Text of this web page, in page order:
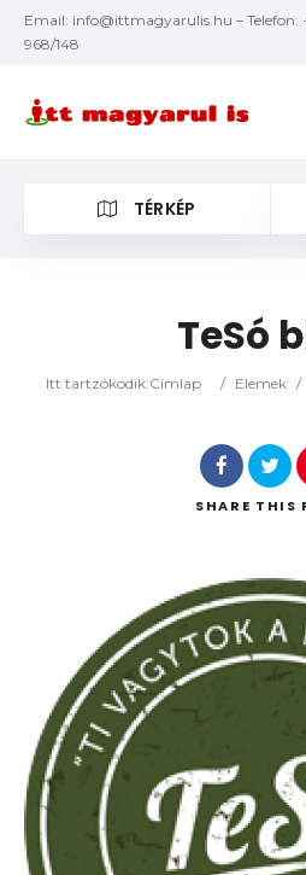
Email: info@ittmagyarulis.hu – Telefon:
968/148
TÉRKÉP
Kategória
Keresés
TeSó
Itt tartzókodik:Címlap / Elemek /
SHARE THIS